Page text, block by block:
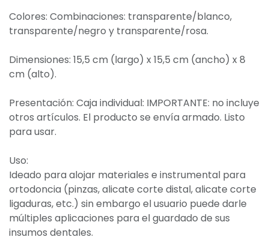
Colores: Combinaciones: transparente/blanco,
transparente/negro y transparente/rosa.
Dimensiones: 15,5 cm (largo) x 15,5 cm (ancho) x 8
cm (alto).
Presentación: Caja individual: IMPORTANTE: no incluye
otros artículos. El producto se envía armado. Listo
para usar.
Uso:
Ideado para alojar materiales e instrumental para
ortodoncia (pinzas, alicate corte distal, alicate corte
ligaduras, etc.) sin embargo el usuario puede darle
múltiples aplicaciones para el guardado de sus
insumos dentales.